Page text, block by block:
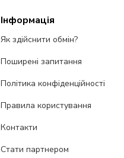
Інформація
Як здійснити обмін?
Поширені запитання
Політика конфіденційності
Правила користування
Контакти
Стати партнером